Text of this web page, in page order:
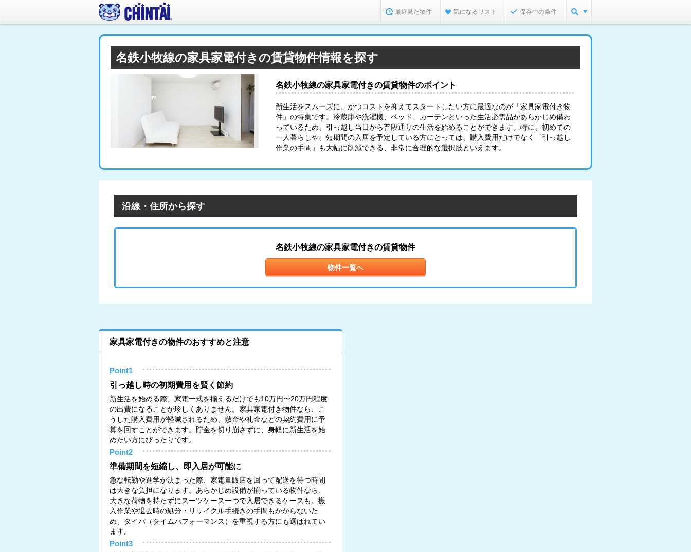
最近見た物件 気になるリスト 保存中の条件
名鉄小牧線の家具家電付きの賃貸物件情報を探す
名鉄小牧線の家具家電付きの賃貸物件のポイント
新生活をスムーズに、かつコストを抑えてスタートしたい方に最適なのが「家具家電付き物
件」の特集です。冷蔵庫や洗濯機、ベッド、カーテンといった生活必需品があらかじめ備わ
っているため、引っ越し当日から普段通りの生活を始めることができます。特に、初めての
一人暮らしや、短期間の入居を予定している方にとっては、購入費用だけでなく「引っ越し
作業の手間」も大幅に削減できる、非常に合理的な選択肢といえます。
沿線・住所から探す
名鉄小牧線の家具家電付きの賃貸物件
物件一覧へ
家具家電付きの物件のおすすめと注意
Point1
引っ越し時の初期費用を賢く節約
新生活を始める際、家電一式を揃えるだけでも10万円〜20万円程度
の出費になることが珍しくありません。家具家電付き物件なら、こ
うした購入費用が軽減されるため、敷金や礼金などの契約費用に予
算を回すことができます。貯金を切り崩さずに、身軽に新生活を始
めたい方にぴったりです。
Point2
準備期間を短縮し、即入居が可能に
急な転勤や進学が決まった際、家電量販店を回って配送を待つ時間
は大きな負担になります。あらかじめ設備が揃っている物件なら、
大きな荷物を持たずにスーツケース一つで入居できるケースも。搬
入作業や退去時の処分・リサイクル手続きの手間もかからないた
め、タイパ（タイムパフォーマンス）を重視する方にも選ばれてい
ます。
Point3